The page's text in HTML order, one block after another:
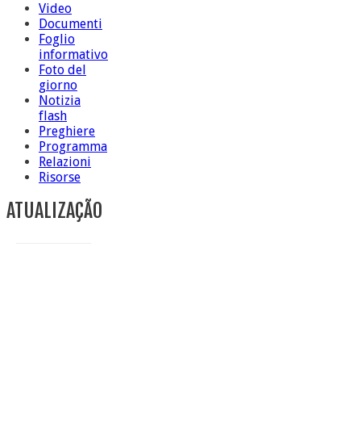
Video
Documenti
Foglio
informativo
Foto del
giorno
Notizia
flash
Preghiere
Programma
Relazioni
Risorse
ATUALIZAÇÃO